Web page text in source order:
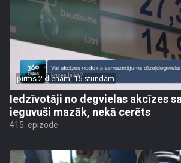
pirms 2 dienām, 15 stundām
Iedzīvotāji no degvielas akcīzes
ieguvuši mazāk, nekā cerēts
415. epizode